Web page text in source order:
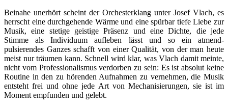
Beinahe unerhört scheint der Orchesterklang unter Josef Vlach, es
herrscht eine durchgehende Wärme und eine spürbar tiefe Liebe zur
Musik, eine stetige geistige Präsenz und eine Dichte, die jede
Stimme als Individuum aufleben lässt und so ein atmend-
pulsierendes Ganzes schafft von einer Qualität, von der man heute
meist nur träumen kann. Schnell wird klar, was Vlach damit meinte,
nicht vom Professionalismus verdorben zu sein: Es ist absolut keine
Routine in den zu hörenden Aufnahmen zu vernehmen, die Musik
entsteht frei und ohne jede Art von Mechanisierungen, sie ist im
Moment empfunden und gelebt.